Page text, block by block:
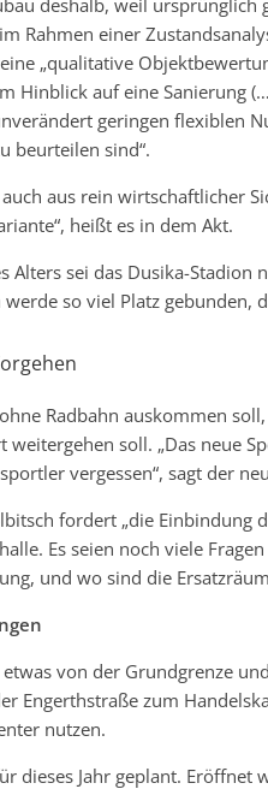
deshalb, weil
Rahmen einer
„qualitative
Hinblick auf eine Sanierung
geringen flexiblen
beurteilen sind“.
aus rein wirtschaftlicher
heißt es in dem Akt.
Alters sei das Dusika-
so viel Platz gebunden,
Radbahn auskommen
weitergehen soll. „Das neue
vergessen“, sagt der
fordert „die Einbindung
Es seien noch viele
und wo sind die
von der Grundgrenze
Engerthstraße zum
nutzen.
dieses Jahr geplant. Eröffnet